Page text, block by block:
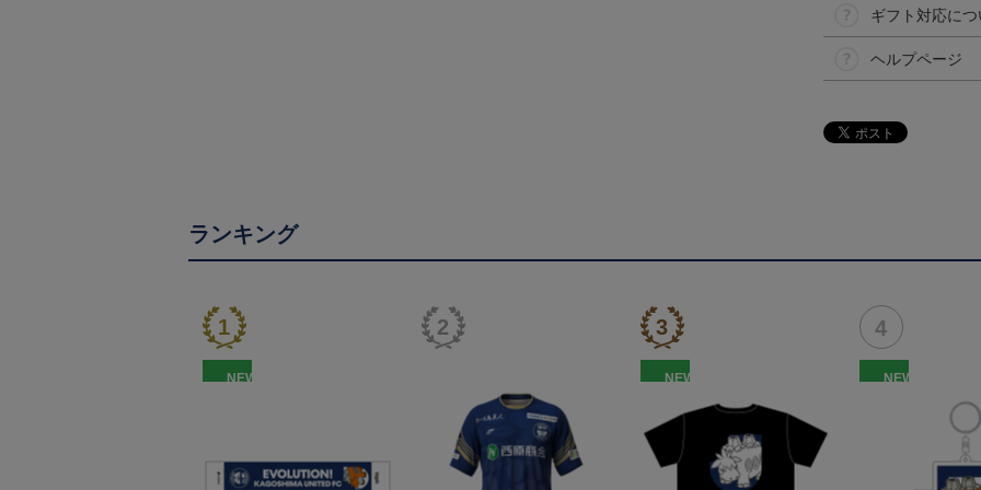
ギフト対応に
ヘルプページ
ランキング
NEW NEW NEW